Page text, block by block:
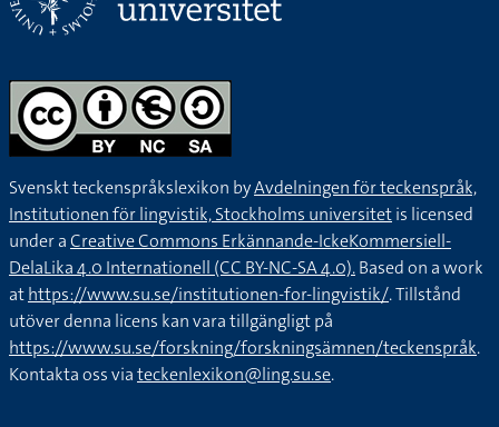
Svenskt teckenspråkslexikon byAvdelningen för teckenspråk,
Institutionen för lingvistik, Stockholms universitetis licensed
under aCreative Commons Erkännande-IckeKommersiell-
DelaLika 4.0 Internationell (CC BY-NC-SA 4.0).Based on a work
athttps://www.su.se/institutionen-for-lingvistik/. Tillstånd
utöver denna licens kan vara tillgängligt på
https://www.su.se/forskning/forskningsämnen/teckenspråk.
Kontakta oss viateckenlexikon@ling.su.se.